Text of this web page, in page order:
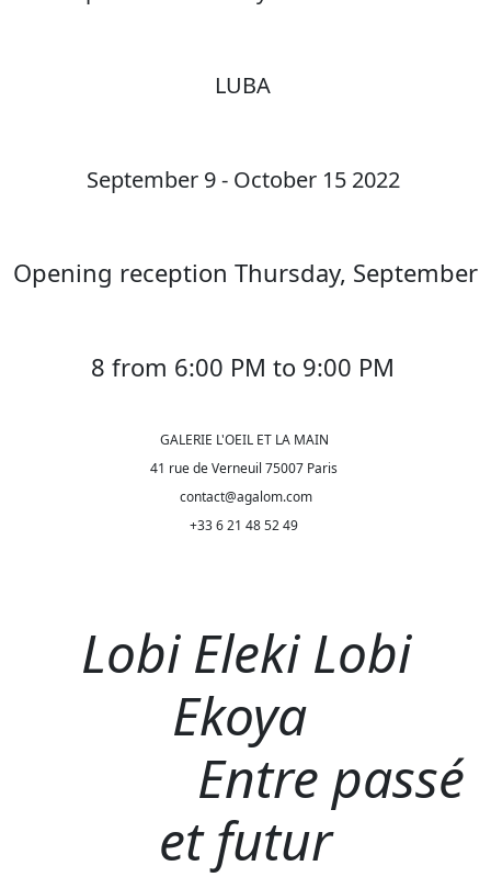
LUBA
September 9 - October 15 2022
Opening reception Thursday, September
8 from 6:00 PM to 9:00 PM
GALERIE L'OEIL ET LA MAIN
41 rue de Verneuil 75007 Paris
contact@agalom.com
+33 6 21 48 52 49
Lobi Eleki Lobi
Ekoya
Entre passé
et futur